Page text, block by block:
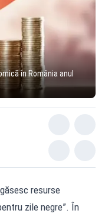
în România anul
resurse
zile negre”. În